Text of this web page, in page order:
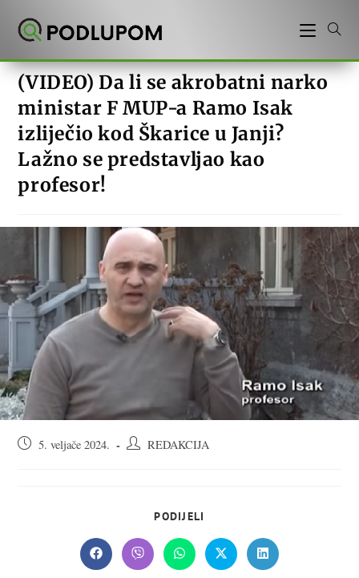
(VIDEO) Da li se akrobatni narko
ministar F MUP-a Ramo Isak
izliječio kod Škarice u Janji?
Lažno se predstavljao kao
profesor!
Objava5. veljače 2024.
AutorREDAKCIJA
PODIJELI
CONTENT
Opens
in
Opens
in
Opens
in
Opens
in
Opens
in